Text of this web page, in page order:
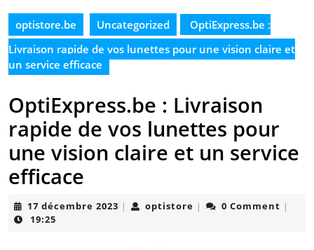
optistore.be Uncategorized
OptiExpress.be :
Livraison rapide de vos lunettes pour une vision claire et
un service efficace
OptiExpress.be : Livraison
rapide de vos lunettes pour
une vision claire et un service
efficace
17 décembre 2023 17| optistore optistore
| 0 Comment |
19:25